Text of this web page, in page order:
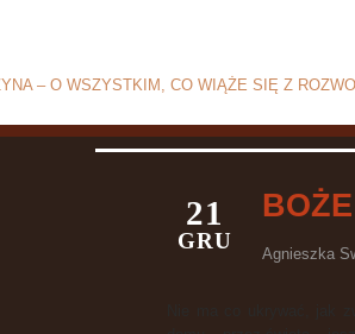
– O WSZYSTKIM, CO WIĄŻE SIĘ Z
21
GRU
Agnieszka